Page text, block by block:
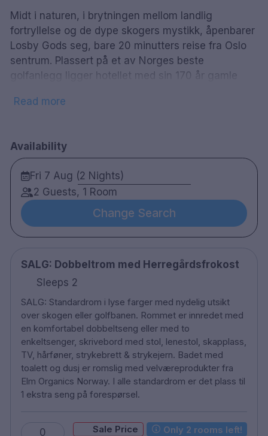
Midt i naturen, i brytningen mellom landlig
fortryllelse og de dype skogers mystikk, åpenbarer
Losby Gods seg, bare 20 minutters reise fra Oslo
sentrum. Plassert på et av Norges beste
golfanlegg ligger hotellet med sin 170 år gamle
Losby Gods vært sentrum for spennende utflukter,
hjemmelagede, smakfulle måltider i stemningsfulle
og historiske omgivelser. La oss skjemme deg bort,
nyt late dager og vakker natur. Vi lover å gjøre vårt
ytterste for å gi deg en minnerike opplevelse.
Dobbeltrom
Restaurant / bar
Gratis parkering
Gym
Tilgjengelig for rullestol
Røykfritt
Døgnåpen resepsjon
Ekstra seng til en kostnad av NOK 400 per
natt
Dyretillegg NOK 400 per natt (må
forhåndsbestilles)
Innendørs golfsenter
Read more
Availability
Fri 7 Aug (2 Nights)
2 Guests, 1 Room
Change Search
SALG: Dobbeltrom med Herregårdsfrokost
Sleeps 2
SALG: Standardrom i lyse farger med nydelig utsikt
over skogen eller golfbanen. Rommet er innredet med
en komfortabel dobbeltseng eller med to
enkeltsenger, skrivebord med stol, lenestol, skapplass,
TV, hårføner, strykebrett & strykejern. Badet med
toalett og dusj er romslig med velværeprodukter fra
Elm Organics Norway. I alle standardrom er det plass til
1 ekstra seng på forespørsel.
0 Sale Price
Only 2 rooms left!